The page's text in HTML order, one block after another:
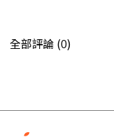
全部評論 (0)